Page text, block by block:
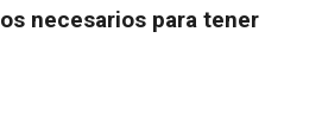
necesarios para tener